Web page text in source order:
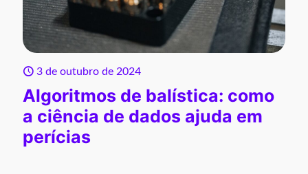
3 de outubro de 2024
Algoritmos de balística: como
a ciência de dados ajuda em
perícias